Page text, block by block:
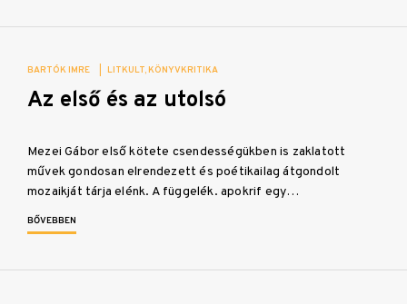
BARTÓK IMRE LITKULT KÖNYVKRITIKA
Az első és az utolsó
Mezei Gábor első kötete csendességükben is zaklatott
művek gondosan elrendezett és poétikailag átgondolt
mozaikját tárja elénk. A függelék. apokrif egy…
BŐVEBBEN